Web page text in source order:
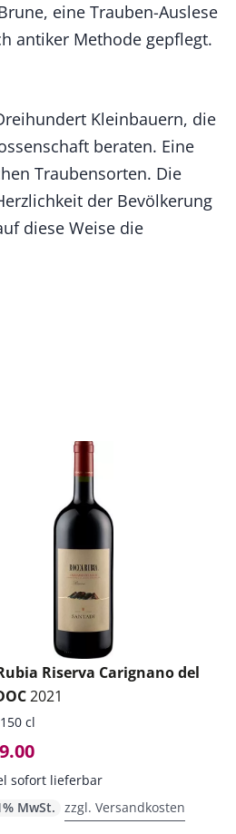
eine Trauben-Auslese
antiker Methode gepflegt.
Kleinbauern, die
beraten. Eine
Traubensorten. Die
der Bevölkerung
diese Weise die
Riserva Carignano del
2021
150 cl
sofort lieferbar
MwSt. zzgl. Versandkosten